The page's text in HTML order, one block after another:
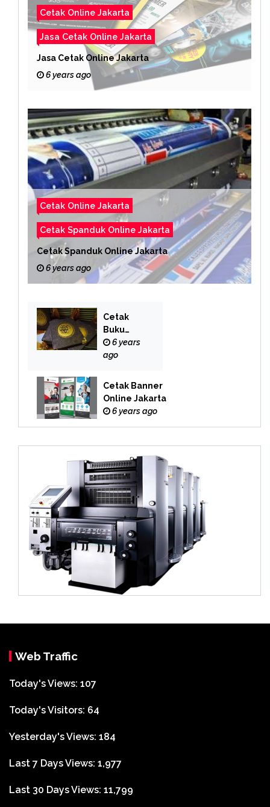
Cetak Online Jakarta
Jasa Cetak Online Jakarta
Jasa Cetak Online Jakarta
6 years ago
Cetak Online Jakarta
Cetak Spanduk Online Jakarta
Cetak Spanduk Online Jakarta
6 years ago
Cetak
Buku
Yasin
Online
6 years
ago
Cetak Banner
Online Jakarta
6 years ago
Web Traffic
Today's Views: 107
Today's Visitors: 64
Yesterday's Views: 184
Last 7 Days Views: 1,977
Last 30 Days Views: 11,799